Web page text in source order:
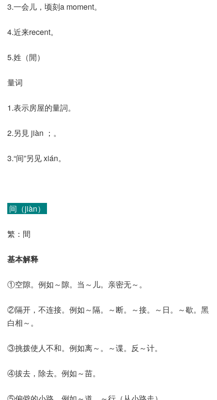
3.一会儿，顷刻a moment。
4.近来recent。
5.姓（閒）
量词
1.表示房屋的量詞。
2.另見 jiàn ；。
3.“间”另见 xián。
间（jiàn）
繁：間
基本解释
①空隙。例如～隙。当～儿。亲密无～。
②隔开，不连接。例如～隔。～断。～接。～日。～歇。黑
白相～。
③挑拨使人不和。例如离～。～谍。反～计。
④拔去，除去。例如～苗。